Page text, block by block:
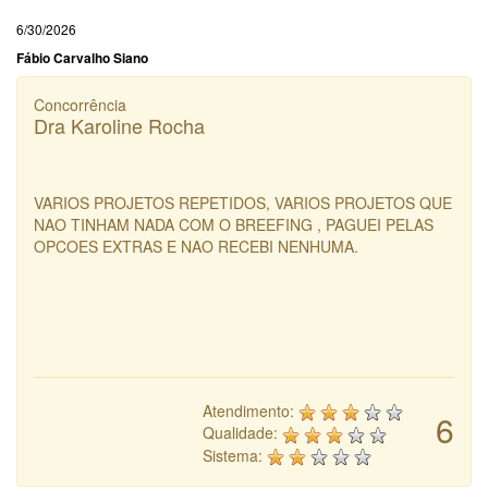
6/30/2026
Fábio Carvalho Siano
Concorrência
Dra Karoline Rocha
VARIOS PROJETOS REPETIDOS, VARIOS PROJETOS QUE
NAO TINHAM NADA COM O BREEFING , PAGUEI PELAS
OPCOES EXTRAS E NAO RECEBI NENHUMA.
6
Atendimento:
Qualidade:
Sistema: